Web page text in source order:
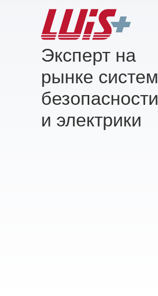
Эксперт на
рынке систем
безопасности
и электрики